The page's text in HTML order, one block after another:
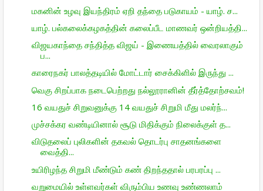
மகனின் உழவு இயந்திரம் ஏறி தந்தை படுகாயம் - யாழ். ச...
யாழ். பல்கலைக்கழகத்தின் கலைப்பீட மாணவர் ஒன்றியத்தி...
விஜயகாந்தை சந்தித்த விஜய் - இணையத்தில் வைரலாகும்
ப...
காரைநகர் பாலத்தடியில் மோட்டார் சைக்கிளில் இருந்து ...
வெகு சிறப்பாக நடைபெற்றது நல்லூரானின் தீர்த்தோற்சவம்!
16 வயதுச் சிறுவனுக்கு 14 வயதுச் சிறுமி மீது மலர்ந்...
முச்சக்கர வண்டியினால் சூடு மிதிக்கும் நிலைக்குள் த...
விடுதலைப் புலிகளின் தகவல் தொடர்பு சாதனங்களை
வைத்தி...
உயிரிழந்த சிறுமி மீண்டும் கண் திறந்ததால் பரபரப்பு ...
வறுமையில் உள்ளவர்கள் விரும்பிய உணவு உண்ணலாம்